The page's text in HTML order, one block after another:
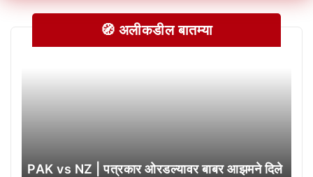
🧭 अलीकडील बातम्या
PAK vs NZ | पत्रकार ओरडल्यावर बाबर आझमने दिले